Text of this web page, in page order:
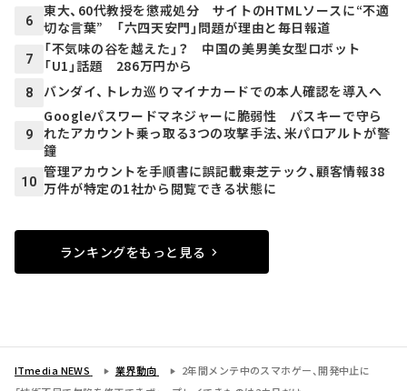
6
東大、60代教授を懲戒処分 サイトのHTMLソースに“不適
切な言葉” 「六四天安門」問題が理由と毎日報道
7
「不気味の谷を越えた」？ 中国の美男美女型ロボット
「U1」話題 286万円から
8 バンダイ、トレカ巡りマイナカードでの本人確認を導入へ
9
Googleパスワードマネジャーに脆弱性 パスキーで守ら
れたアカウント乗っ取る3つの攻撃手法、米パロアルトが警
鐘
10
管理アカウントを手順書に誤記載――東芝テック、顧客情報38
万件が特定の1社から閲覧できる状態に
ランキングをもっと見る
ITmedia NEWS 業界動向
2年間メンテ中のスマホゲー、開発中止に